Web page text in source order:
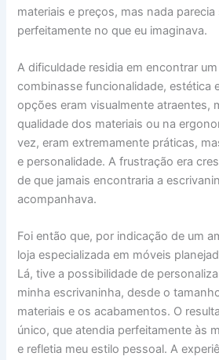
materiais e preços, mas nada parecia
perfeitamente no que eu imaginava.
A dificuldade residia em encontrar
combinasse funcionalidade, estética
opções eram visualmente atraentes,
qualidade dos materiais ou na
vez, eram extremamente práticas,
e personalidade. A frustração era
de que jamais encontraria a
acompanhava.
Foi então que, por indicação de um
loja especializada em móveis
Lá, tive a possibilidade de
minha escrivaninha, desde o
materiais e os acabamentos. O
único, que atendia perfeitamente às
e refletia meu estilo pessoal. A